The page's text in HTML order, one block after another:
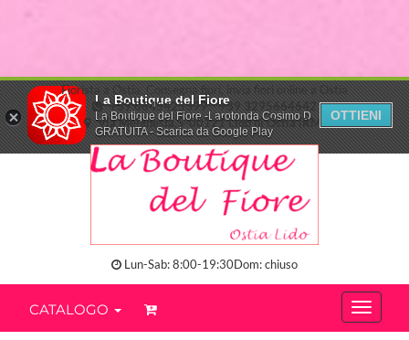
La Boutique del Fiore
La Boutique del Fiore -Larotonda Cosimo D.
GRATUITA - Scarica da Google Play
OTTIENI
Fiorista a Ostia. Consegna fiori, invia fiori online a Ostia
+39 0645425399
+39 3295664642
Via Melanesia,5-00121 Lido di Ostia (RM)
Lun-Sab: 8:00-19:30Dom: chiuso
CATALOGO